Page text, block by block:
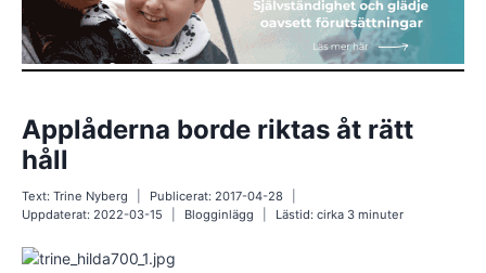
Applåderna borde riktas åt rätt
håll
Text: Trine Nyberg Publicerat: 2017-04-28
Uppdaterat: 2022-03-15 Blogginlägg Lästid: cirka 3minuter